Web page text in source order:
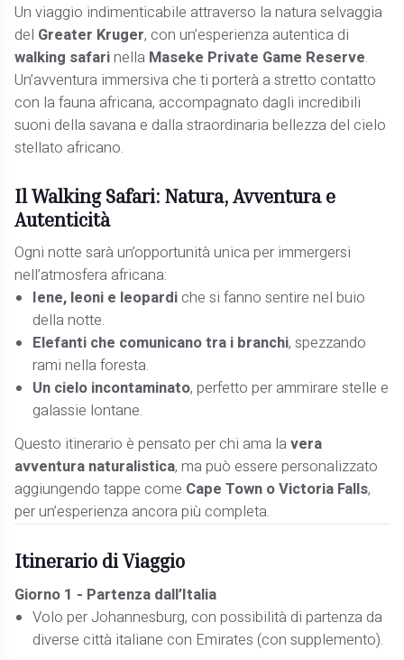
Un viaggio indimenticabile attraverso la natura selvaggia
del Greater Kruger, con un’esperienza autentica di
walking safarinella Maseke Private Game Reserve.
Un’avventura immersiva che ti porterà a stretto contatto
con la fauna africana, accompagnato dagli incredibili
suoni della savana e dalla straordinaria bellezza del cielo
stellato africano.
Il Walking Safari: Natura, Avventura e
Autenticità
Ogni notte sarà un’opportunità unica per immergersi
nell’atmosfera africana:
Iene, leoni e leopardiche si fanno sentire nel buio
della notte.
Elefanti che comunicano tra i branchi, spezzando
rami nella foresta.
Un cielo incontaminato, perfetto per ammirare stelle e
galassie lontane.
Questo itinerario è pensato per chi ama lavera
avventura naturalistica, ma può essere personalizzato
aggiungendo tappe come Cape Town o Victoria Falls,
per un’esperienza ancora più completa.
Itinerario di Viaggio
Giorno 1 - Partenza dall’Italia
Volo per Johannesburg, con possibilità di partenza da
diverse città italiane con Emirates (con supplemento).